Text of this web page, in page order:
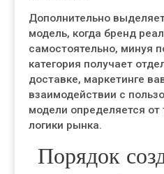
Дополнительно
модель, когда бренд
самостоятельно, минуя
категория получает
доставке, маркетинге
взаимодействии с
модели определяется от
логики рынка.
Порядок